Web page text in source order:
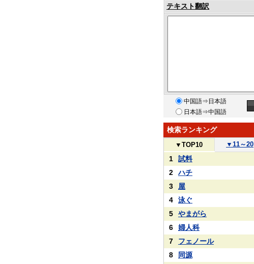
テキスト翻訳
中国語⇒日本語
日本語⇒中国語
検索ランキング
▼ TOP10 ▼ 11～20
1
試料
2
ハチ
3
屋
4
泳ぐ
5
やまがら
6
婦人科
7
フェノール
8
同源